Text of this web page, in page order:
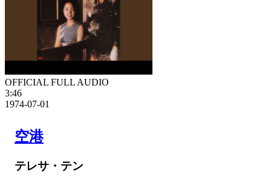
OFFICIAL FULL AUDIO
3:46
1974-07-01
空港
テレサ・テン